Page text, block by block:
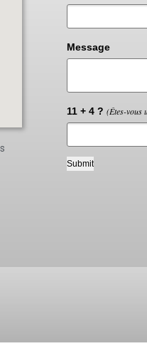
Message
11 + 4 ? (Êtes-vous